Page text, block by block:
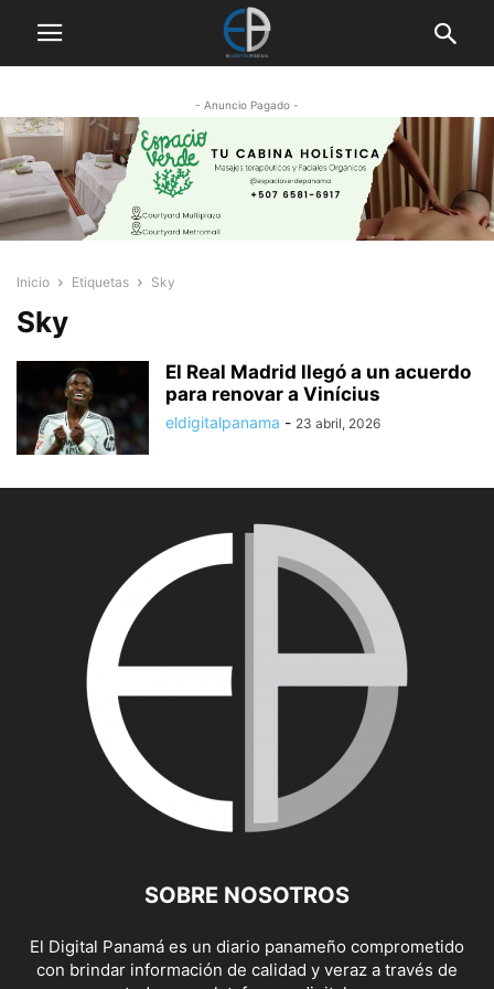
- Anuncio Pagado -
Inicio Etiquetas Sky
Sky
El Real Madrid llegó a un acuerdo
para renovar a Vinícius
eldigitalpanama - 23 abril, 2026
SOBRE NOSOTROS
El Digital Panamá es un diario panameño comprometido
con brindar información de calidad y veraz a través de